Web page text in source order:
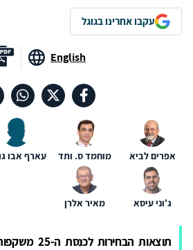
עקבו אחרינו בגוגל
English
אפרים לביא מוחמד ס. ותד עארף אבו
ג'וני עיסא מאיר אלרן
תוצאות